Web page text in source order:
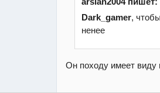
Dark_gamer,
ненее
Он походу имеет виду